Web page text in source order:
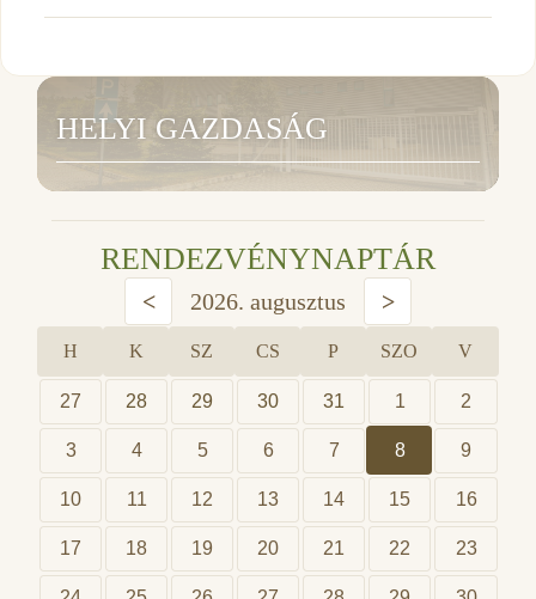
HELYI GAZDASÁG
RENDEZVÉNYNAPTÁR
< 2026. augusztus >
H K SZ CS P SZO V
27 28 29 30 31 1 2
3 4 5 6 7 8 9
10 11 12 13 14 15 16
17 18 19 20 21 22 23